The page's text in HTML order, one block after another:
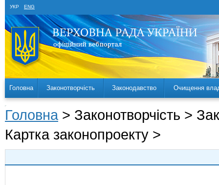
УКР ENG
Головна Законотворчість Законодавство Очищення
Головна > Законотворчість >
Картка законопроекту >